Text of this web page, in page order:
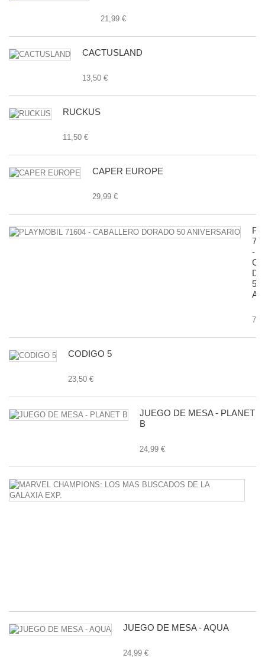
21,99 €
CACTUSLAND
13,50 €
RUCKUS
11,50 €
CAPER EUROPE
29,99 €
-
50
CODIGO 5
23,50 €
JUEGO DE MESA - PLANET
B
24,99 €
JUEGO DE MESA - AQUA
24,99 €